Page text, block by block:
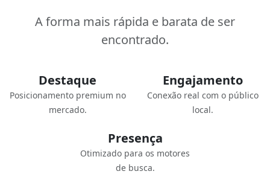
A forma mais rápida e barata de ser
encontrado.
Destaque
Posicionamento premium no
mercado.
Engajamento
Conexão real com o público
local.
Presença
Otimizado para os motores
de busca.